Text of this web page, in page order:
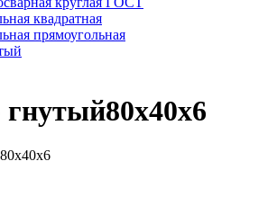
квадратная
прямоугольная